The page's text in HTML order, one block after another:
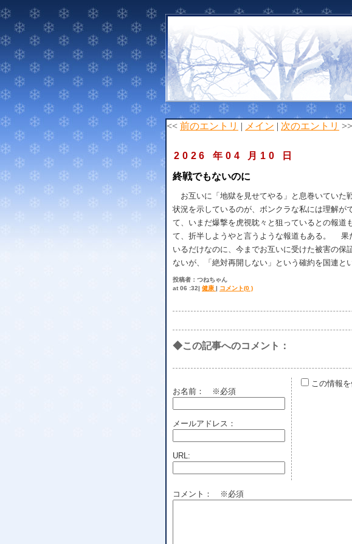
<< 前のエントリ | メイン | 次のエントリ >>
2026 年04 月10 日
終戦でもないのに
お互いに「地獄を見せてやる」と息巻いていた
状況を示しているのが、ボンクラな私には理解
て、いまだ爆撃を虎視眈々と狙っているとの報
て、折半しようやと言うような報道もある。 果
いるだけなのに、今までお互いに受けた被害の
ないが、「絶対再開しない」という確約を国連と
投稿者：つねちゃん
at 06 :32| 健康 | コメント(0 )
◆この記事へのコメント：
お名前： ※必須
メールアドレス：
URL:
この情報
コメント： ※必須